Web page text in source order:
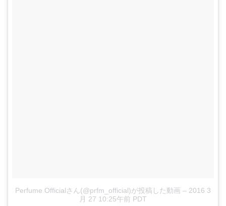
Perfume Officialさん(@prfm_official)が投稿した動画 – 2016 3
月 27 10:25午前 PDT